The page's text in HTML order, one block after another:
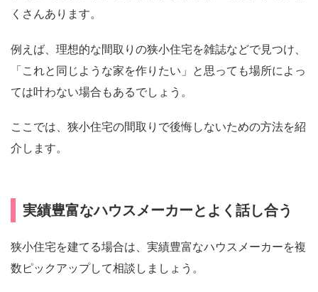
くさんあります。
例えば、理想的な間取りの狭小住宅を雑誌などで見つけ、
「これと同じような家を作りたい」と思っても場所によっ
ては叶わない場合もあるでしょう。
ここでは、狭小住宅の間取りで後悔しないための方法を紹
介します。
実績豊富なハウスメーカーとよく話し合う
狭小住宅を建てる場合は、実績豊富なハウスメーカーを複
数ピックアップして相談しましょう。